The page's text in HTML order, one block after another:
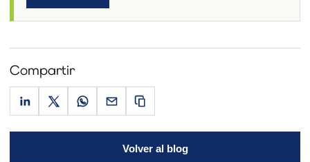
Compartir
Volver al blog